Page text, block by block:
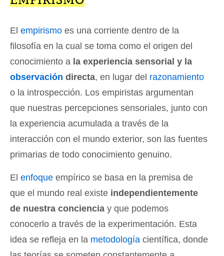
El empirismo es una corriente dentro de la
filosofía en la cual se toma como el origen del
conocimiento a la experiencia sensorial y la
observación directa, en lugar del razonamiento
o la introspección. Los empiristas argumentan
que nuestras percepciones sensoriales, junto con
la experiencia acumulada a través de la
interacción con el mundo exterior, son las fuentes
primarias de todo conocimiento genuino.
El enfoque empírico se basa en la premisa de
que el mundo real existe independientemente
de nuestra conciencia y que podemos
conocerlo a través de la experimentación. Esta
idea se refleja en la metodología científica, donde